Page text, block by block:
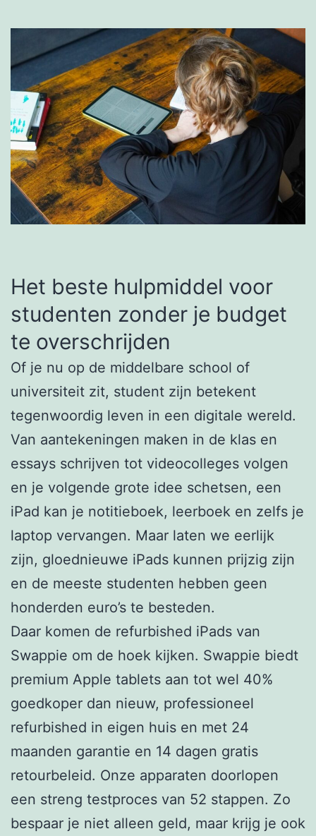
Het beste hulpmiddel voor
studenten zonder je budget
te overschrijden
Of je nu op de middelbare school of
universiteit zit, student zijn betekent
tegenwoordig leven in een digitale wereld.
Van aantekeningen maken in de klas en
essays schrijven tot videocolleges volgen
en je volgende grote idee schetsen, een
iPad kan je notitieboek, leerboek en zelfs je
laptop vervangen. Maar laten we eerlijk
zijn, gloednieuwe iPads kunnen prijzig zijn
en de meeste studenten hebben geen
honderden euro’s te besteden.
Daar komen de refurbished iPads van
Swappie om de hoek kijken. Swappie biedt
premium Apple tablets aan tot wel 40%
goedkoper dan nieuw, professioneel
refurbished in eigen huis en met 24
maanden garantie en 14 dagen gratis
retourbeleid. Onze apparaten doorlopen
een streng testproces van 52 stappen. Zo
bespaar je niet alleen geld, maar krijg je ook